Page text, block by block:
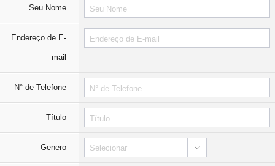
Seu Nome
Endereço de E-
mail
N° de Telefone
Título
Genero Selecionar